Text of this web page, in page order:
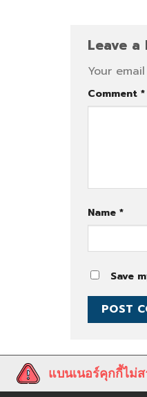
Leave a
Your
Comment *
Name *
Save
แบนเนอร์คุกกี้ไม่